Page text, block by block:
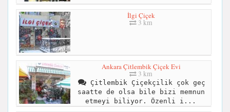
İlgi Çiçek
3 km
Ankara Çitlembik Çiçek Evi
3 km
Çitlembik Çiçekçilik çok geç
saatte de olsa bile bizi memnun
etmeyi biliyor. Özenli i...